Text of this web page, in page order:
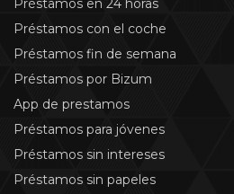
Préstamos en 24 horas
Préstamos con el coche
Préstamos fin de semana
Préstamos por Bizum
App de prestamos
Préstamos para jóvenes
Préstamos sin intereses
Préstamos sin papeles